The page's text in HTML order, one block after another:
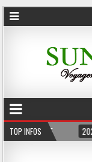
TOP INFOS 2026-06-30